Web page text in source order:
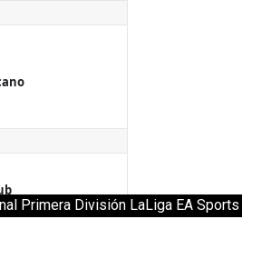
Primera División LaLiga EA Sports